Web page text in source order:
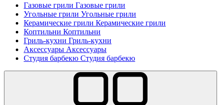
Газовые грили Газовые грили
Угольные грили Угольные грили
Керамические грили Керамические грили
Коптильни Коптильни
Гриль-кухни Гриль-кухни
Аксессуары Аксессуары
Студия барбекю Студия барбекю